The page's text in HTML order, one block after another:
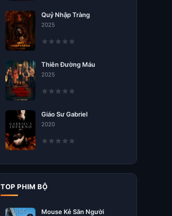
Quỷ Nhập Tràng
2025
Thiên Đường Máu
2025
Giáo Sư Gabriel
2020
TOP PHIM BỘ
Mouse Kẻ Săn Người